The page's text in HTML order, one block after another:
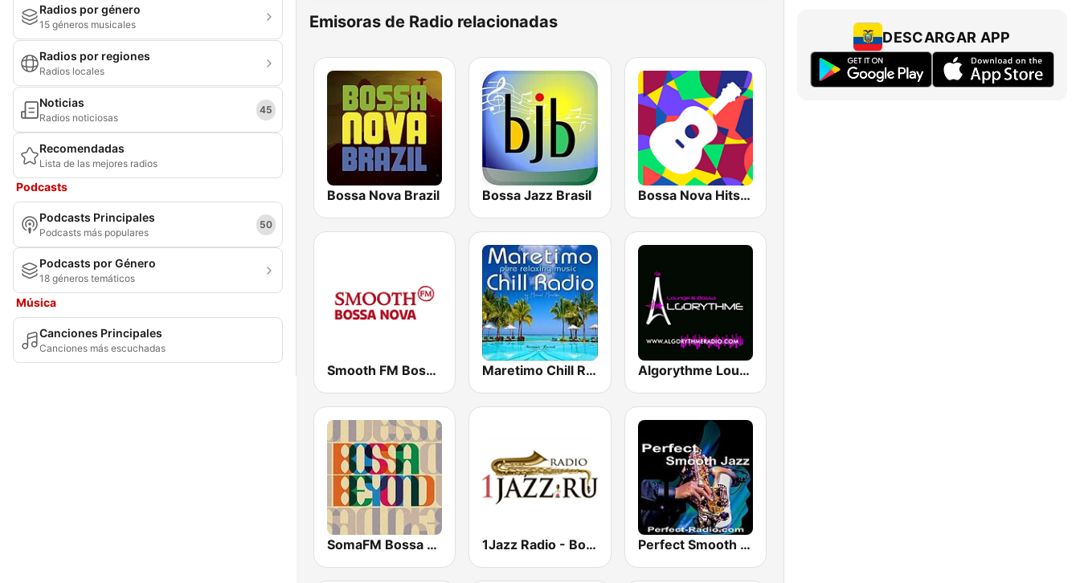
Radios por género
15 géneros musicales
Radios por regiones
Radios locales
Noticias
Radios noticiosas
45
Recomendadas
Lista de las mejores radios
Podcasts
Podcasts Principales
Podcasts más populares
50
Podcasts por Género
18 géneros temáticos
Música
Canciones Principales
Canciones más escuchadas
Emisoras de Radio relacionadas
Bossa Nova Brazil Bossa Jazz Brasil Bossa Nova Hits Radio
Smooth FM Bossa Nova Maretimo Chill Radio Algorythme Lounge Bossa
SomaFM Bossa Beyond 1Jazz Radio - Bossa Nova Perfect Smooth Jazz
DESCARGAR APP